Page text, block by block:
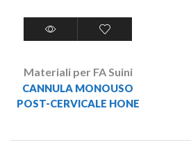
Materiali per FA Suini
CANNULA MONOUSO
POST-CERVICALE HONE